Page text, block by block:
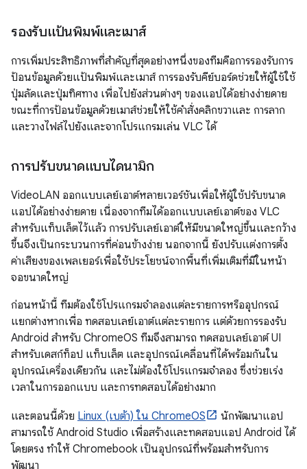
รองรับแป้นพิมพ์และเมาส์
การเพิ่มประสิทธิภาพที่สำคัญที่สุดอย่างหนึ่งของทีมคือการรองรับการ
ป้อนข้อมูลด้วยแป้นพิมพ์และเมาส์ การรองรับคีย์บอร์ดช่วยให้ผู้ใช้ใช้
ปุ่มลัดและปุ่มทิศทาง เพื่อไปยังส่วนต่างๆ ของแอปได้อย่างง่ายดาย
ขณะที่การป้อนข้อมูลด้วยเมาส์ช่วยให้ใช้คำสั่งคลิกขวาและ การลาก
และวางไฟล์ไปยังและจากโปรแกรมเล่น VLC ได้
การปรับขนาดแบบไดนามิก
VideoLAN ออกแบบเลย์เอาต์หลายเวอร์ชันเพื่อให้ผู้ใช้ปรับขนาด
แอปได้อย่างง่ายดาย เนื่องจากทีมได้ออกแบบเลย์เอาต์ของ VLC
สำหรับแท็บเล็ตไว้แล้ว การปรับเลย์เอาต์ให้มีขนาดใหญ่ขึ้นและกว้าง
ขึ้นจึงเป็นกระบวนการที่ค่อนข้างง่าย นอกจากนี้ ยังปรับแต่งการตั้ง
ค่าเสียงของเพลเยอร์เพื่อใช้ประโยชน์จากพื้นที่เพิ่มเติมที่มีในหน้า
จอขนาดใหญ่
ก่อนหน้านี้ ทีมต้องใช้โปรแกรมจำลองแต่ละรายการหรืออุปกรณ์
แยกต่างหากเพื่อ ทดสอบเลย์เอาต์แต่ละรายการ แต่ด้วยการรองรับ
Android สำหรับ ChromeOS ทีมจึงสามารถ ทดสอบเลย์เอาต์ UI
สำหรับเดสก์ท็อป แท็บเล็ต และอุปกรณ์เคลื่อนที่ได้พร้อมกันใน
อุปกรณ์เครื่องเดียวกัน และไม่ต้องใช้โปรแกรมจำลอง ซึ่งช่วยเร่ง
เวลาในการออกแบบ และการทดสอบได้อย่างมาก
และตอนนี้ด้วย Linux (เบต้า) ใน ChromeOS
นักพัฒนาแอป
สามารถใช้ Android Studio เพื่อสร้างและทดสอบแอป Android ได้
โดยตรง ทำให้ Chromebook เป็นอุปกรณ์ที่พร้อมสำหรับการ
พัฒนา